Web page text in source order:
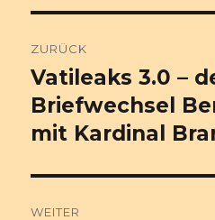
k
ZURÜCK
Vorheriger
Beitrag:
Vatileaks 3.0 –
Briefwechsel
mit Kardinal
WEITER